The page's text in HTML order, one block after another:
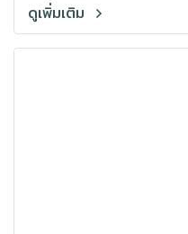
ดูเพิ่มเติม